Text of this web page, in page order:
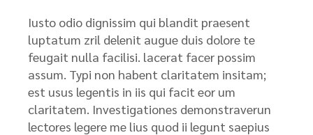
Iusto odio dignissim qui blandit praesent
luptatum zril delenit augue duis dolore te
feugait nulla facilisi. lacerat facer possim
assum. Typi non habent claritatem insitam;
est usus legentis in iis qui facit eor um
claritatem. Investigationes demonstraverun
lectores legere me lius quod ii legunt saepius